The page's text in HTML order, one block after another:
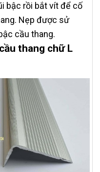
bậc rồi bắt vít để cố
Nẹp được sử
cầu thang.
thang chữ L